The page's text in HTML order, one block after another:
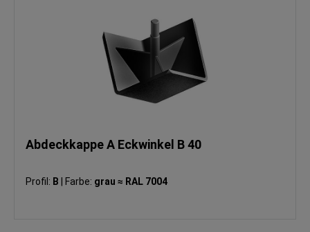
Abdeckkappe A Eckwinkel B 40
Profil: B Farbe: grau ≈ RAL 7004